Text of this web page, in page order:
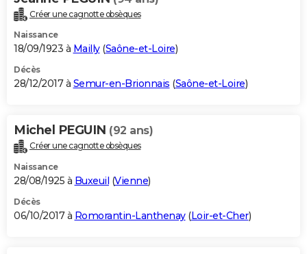
Créer une cagnotte obsèques
Naissance
18/09/1923 à Mailly(Saône-et-Loire)
Décès
28/12/2017 à Semur-en-Brionnais (Saône-et-Loire)
Michel PEGUIN (92 ans)
Créer une cagnotte obsèques
Naissance
28/08/1925 à Buxeuil (Vienne)
Décès
06/10/2017 à Romorantin-Lanthenay(Loir-et-Cher)